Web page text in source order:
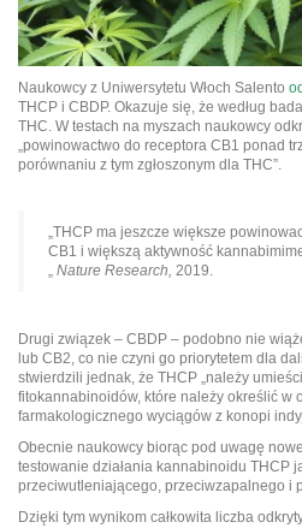
Naukowcy z Uniwersytetu Włoch Salento
THCP i CBDP. Okazuje się, że według
THC. W testach na myszach naukowcy
„powinowactwo do receptora CB1 ponad
porównaniu z tym zgłoszonym dla THC”.
„THCP ma jeszcze większe
CB1 i większą aktywność
„ Nature Research, 2019.
Drugi związek – CBDP – podobno nie
lub CB2, co nie czyni go priorytetem dla
stwierdzili jednak, że THCP „należy
fitokannabinoidów, które należy określić w
farmakologicznego wyciągów z konopi
Obecnie naukowcy biorąc pod uwagę nowe
testowanie działania kannabinoidu THCP
przeciwutleniającego, przeciwzapalnego i
Dzięki tym wynikom całkowita liczba